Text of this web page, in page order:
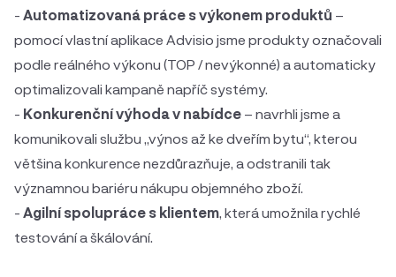
- Automatizovaná práce s výkonem produktů –
pomocí vlastní aplikace Advisio jsme produkty označovali
podle reálného výkonu (TOP / nevýkonné) a automaticky
optimalizovali kampaně napříč systémy.
- Konkurenční výhoda v nabídce – navrhli jsme a
komunikovali službu „výnos až ke dveřím bytu“, kterou
většina konkurence nezdůrazňuje, a odstranili tak
významnou bariéru nákupu objemného zboží.
- Agilní spolupráce s klientem, která umožnila rychlé
testování a škálování.